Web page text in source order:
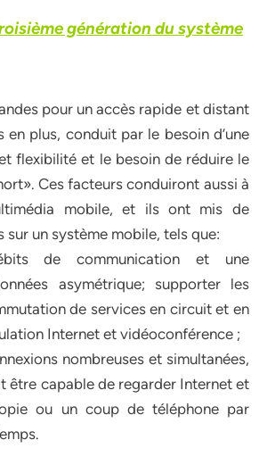
génération du système
un accès rapide et distant
en plus, conduit par le besoin d’une
flexibilité et le besoin de réduire le
Ces facteurs conduiront aussi à
mobile, et ils ont mis de
sur un système mobile, tels que:
de communication et une
asymétrique; supporter les
de services en circuit et en
Internet et vidéoconférence ;
nombreuses et simultanées,
être capable de regarder Internet et
ou un coup de téléphone par